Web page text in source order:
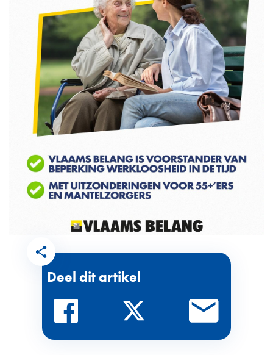
Deel dit artikel